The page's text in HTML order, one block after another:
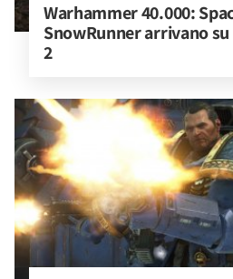
Warhammer 40.000:
SnowRunner arrivano
2